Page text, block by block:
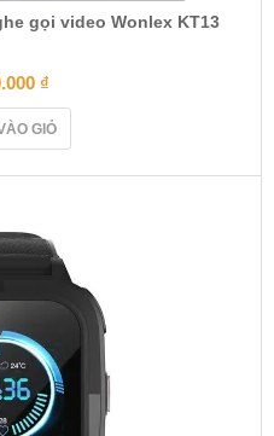
gọi video Wonlex KT13
₫
GIỎ